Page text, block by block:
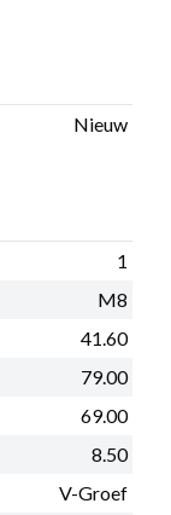
Nieuw
1
M8
41.60
79.00
69.00
8.50
V-Groef